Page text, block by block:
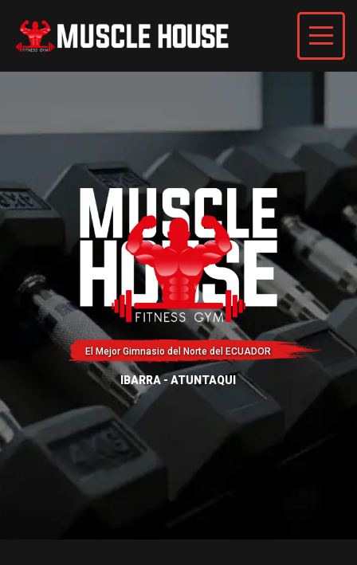
El Mejor Gimnasio del Norte del ECUADOR
IBARRA - ATUNTAQUI